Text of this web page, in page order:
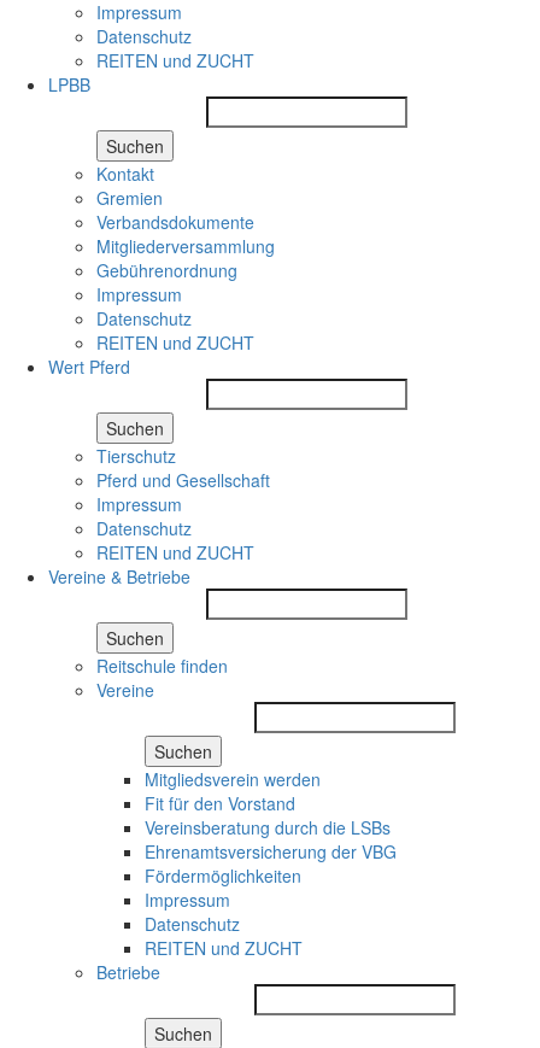
Impressum
Datenschutz
REITEN und ZUCHT
LPBB
Suchen
Kontakt
Gremien
Verbandsdokumente
Mitgliederversammlung
Gebührenordnung
Impressum
Datenschutz
REITEN und ZUCHT
Wert Pferd
Suchen
Tierschutz
Pferd und Gesellschaft
Impressum
Datenschutz
REITEN und ZUCHT
Vereine & Betriebe
Suchen
Reitschule finden
Vereine
Suchen
Mitgliedsverein werden
Fit für den Vorstand
Vereinsberatung durch die LSBs
Ehrenamtsversicherung der VBG
Fördermöglichkeiten
Impressum
Datenschutz
REITEN und ZUCHT
Betriebe
Suchen